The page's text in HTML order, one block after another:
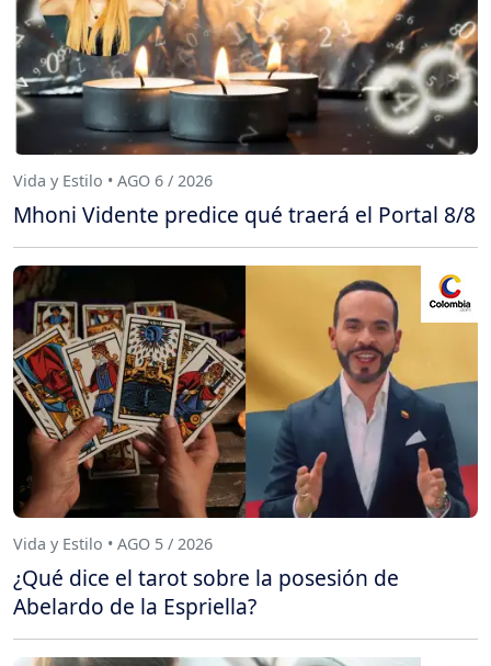
Vida y Estilo • AGO 6 / 2026
Mhoni Vidente predice qué traerá el Portal 8/8
Vida y Estilo • AGO 5 / 2026
¿Qué dice el tarot sobre la posesión de
Abelardo de la Espriella?